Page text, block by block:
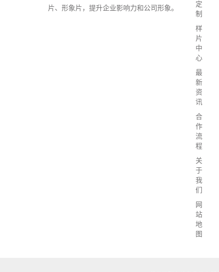
片、形象片，提升企业影响力和公司形象。
定
制
样
片
中
心
最
新
资
讯
合
作
流
程
关
于
我
们
网
站
地
图